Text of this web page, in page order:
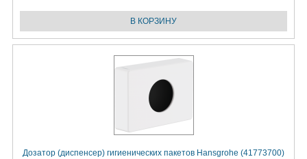
Дозатор (диспенсер) гигиенических пакетов Hansgrohe (41773700)